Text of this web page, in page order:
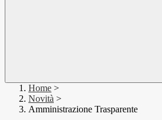
Home >
Novità >
Amministrazione Trasparente